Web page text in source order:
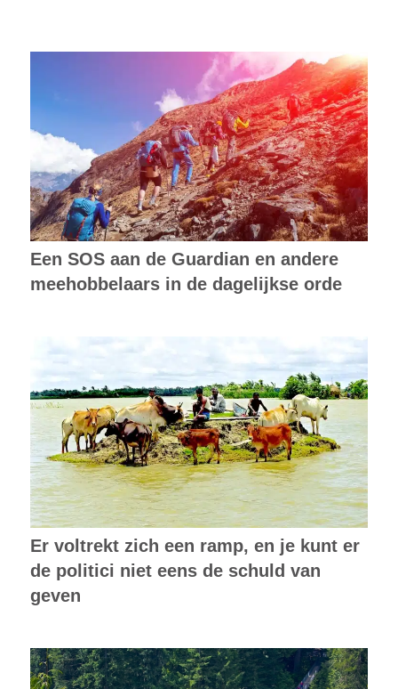
Een SOS aan de Guardian en andere
meehobbelaars in de dagelijkse orde
Er voltrekt zich een ramp, en je kunt er
de politici niet eens de schuld van
geven